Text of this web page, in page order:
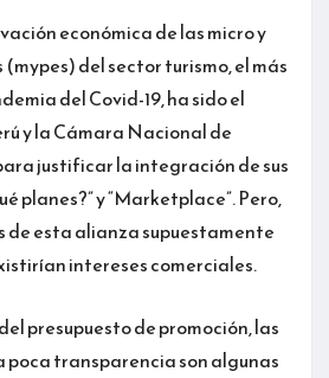
económica de las micro y
del sector turismo, el más
del Covid-19, ha sido el
y la Cámara Nacional de
justificar la integración de sus
planes?” y “Marketplace”. Pero,
de esta alianza supuestamente
intereses comerciales.
presupuesto de promoción, las
poca transparencia son algunas